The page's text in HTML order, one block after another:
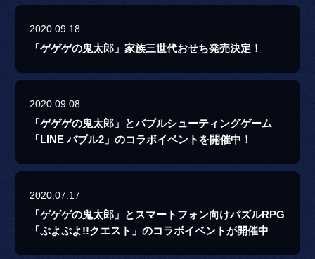
2020.09.18
「ゲゲゲの鬼太郎」家族三世代おせち発売決定！
2020.09.08
「ゲゲゲの鬼太郎」とバブルシューティングゲーム
「LINE バブル2」のコラボイベントを開催中！
2020.07.17
「ゲゲゲの鬼太郎」とスマートフォン向けパズルRPG
「ぷよぷよ!!クエスト」のコラボイベントが開催中